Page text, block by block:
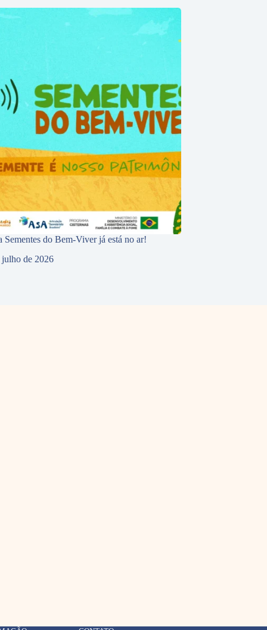
Sementes do Bem-Viver já está no ar!
julho de 2026